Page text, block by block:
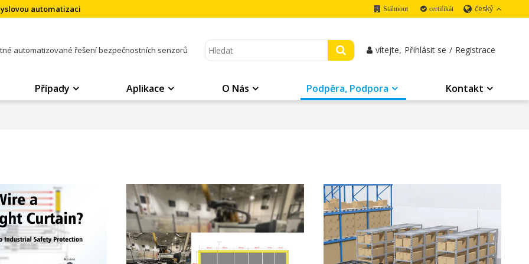
automatizaci Stáhnout certifikát český
automatizované řešení bezpečnostních senzorů vítejte, Přihlásit se / Registrace
Případy Aplikace O Nás Podpěra, Podpora Kontakt